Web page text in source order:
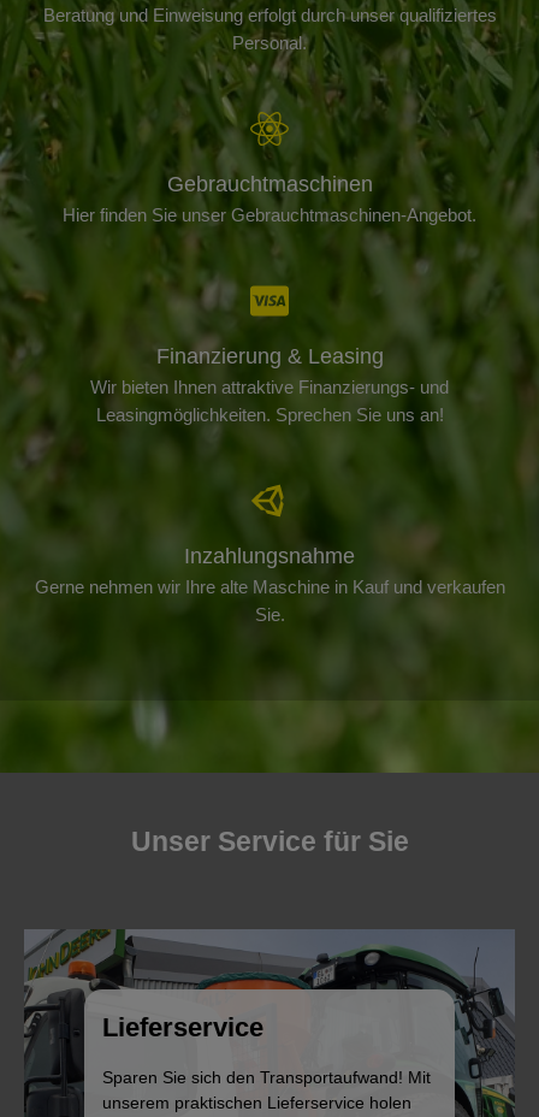
Beratung und Einweisung erfolgt durch unser qualifiziertes
Personal.
Gebrauchtmaschinen
Hier finden Sie unser Gebrauchtmaschinen-Angebot.
Finanzierung & Leasing
Wir bieten Ihnen attraktive Finanzierungs- und
Leasingmöglichkeiten. Sprechen Sie uns an!
Inzahlungsnahme
Gerne nehmen wir Ihre alte Maschine in Kauf und verkaufen
Sie.
Unser Service für Sie
Lieferservice
Sparen Sie sich den Transportaufwand! Mit
unserem praktischen Lieferservice holen